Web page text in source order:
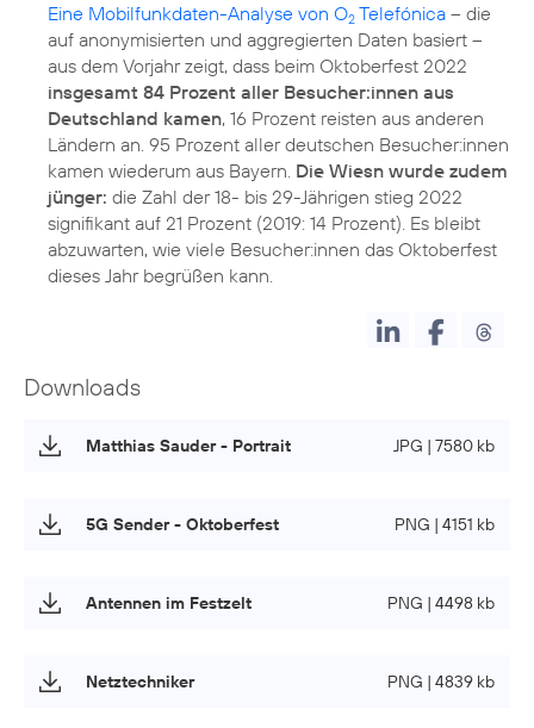
Eine Mobilfunkdaten-Analyse von O2 Telefónica – die
auf anonymisierten und aggregierten Daten basiert –
aus dem Vorjahr zeigt, dass beim Oktoberfest 2022
insgesamt 84 Prozent aller Besucher:innen aus
Deutschland kamen, 16 Prozent reisten aus anderen
Ländern an. 95 Prozent aller deutschen Besucher:innen
kamen wiederum aus Bayern. Die Wiesn wurde zudem
jünger: die Zahl der 18- bis 29-Jährigen stieg 2022
signifikant auf 21 Prozent (2019: 14 Prozent). Es bleibt
abzuwarten, wie viele Besucher:innen das Oktoberfest
dieses Jahr begrüßen kann.
Downloads
Matthias Sauder - Portrait JPG | 7580 kb
5G Sender - Oktoberfest PNG | 4151 kb
Antennen im Festzelt PNG | 4498 kb
Netztechniker PNG | 4839 kb